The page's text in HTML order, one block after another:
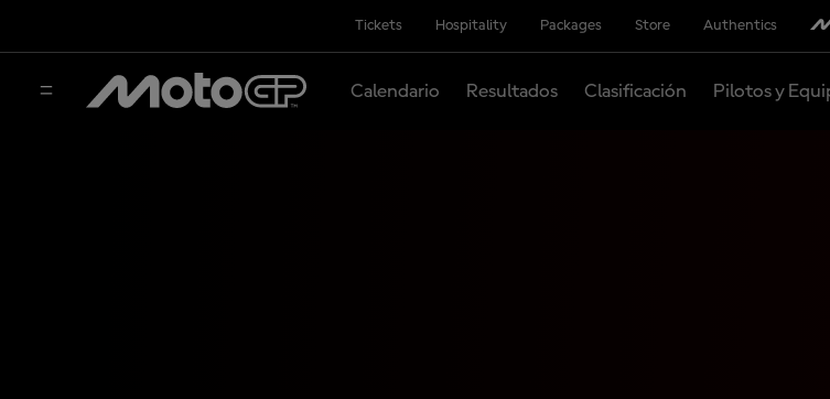
Tickets Hospitality Packages Store Authentics
Calendario Resultados Clasificación Pilotos y